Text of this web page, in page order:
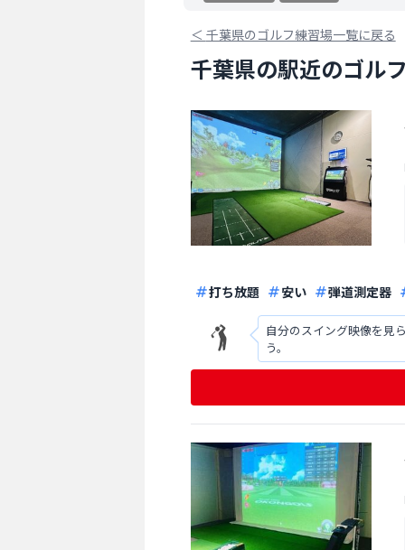
＜ 千葉県のゴルフ練習場一覧に戻る
千葉県の駅近のゴル
打ち放題 安い 弾道測定器
自分のスイング映像を見
う。